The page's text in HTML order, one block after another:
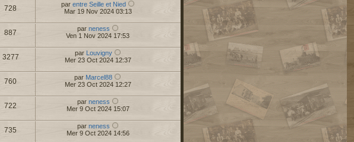
728 par entre Seille et Nied
Mar 19 Nov 2024 03:13
887 par neness
Ven 1 Nov 2024 17:53
3277 par Louvigny
Mer 23 Oct 2024 12:37
760 par Marcel88
Mer 23 Oct 2024 12:27
722 par neness
Mer 9 Oct 2024 15:07
735 par neness
Mer 9 Oct 2024 14:56